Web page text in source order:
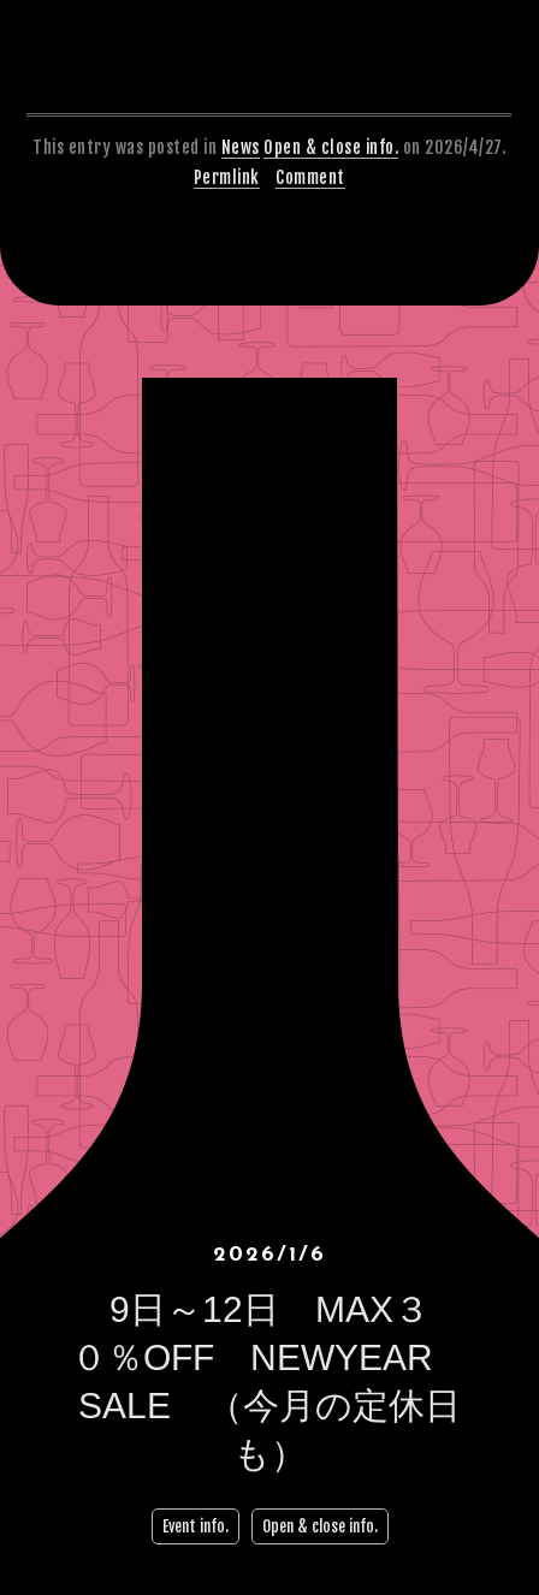
This entry was posted in News Open & close info. on 2026/4/27.
Permlink
Comment
2026/1/6
9日～12日 MAX３
０％OFF NEWYEAR
SALE （今月の定休日
も）
Event info. Open & close info.